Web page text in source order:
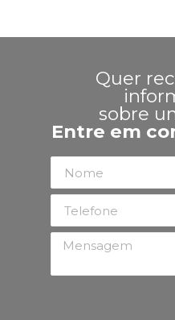
Quer
sobre
Entre em